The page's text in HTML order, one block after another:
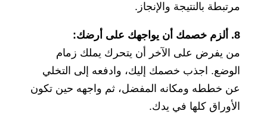
مرتبطة بالنتيجة والإنجاز.
8. ألزم خصمك أن يواجهك على أرضك:
من يفرض على الآخر أن يتحرك يملك زمام
الوضع. اجذب خصمك إليك، وادفعه إلى التخلي
عن خططه ومكانه المفضل، ثم واجهه حين تكون
الأوراق كلها في يدك.